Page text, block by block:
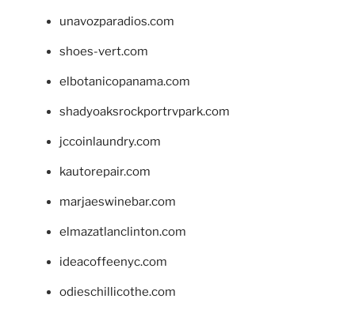
unavozparadios.com
shoes-vert.com
elbotanicopanama.com
shadyoaksrockportrvpark.com
jccoinlaundry.com
kautorepair.com
marjaeswinebar.com
elmazatlanclinton.com
ideacoffeenyc.com
odieschillicothe.com